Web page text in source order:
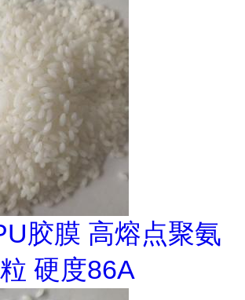
胶膜 高熔点聚氨
硬度86A